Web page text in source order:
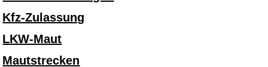
Kfz-Zulassung
LKW-Maut
Mautstrecken